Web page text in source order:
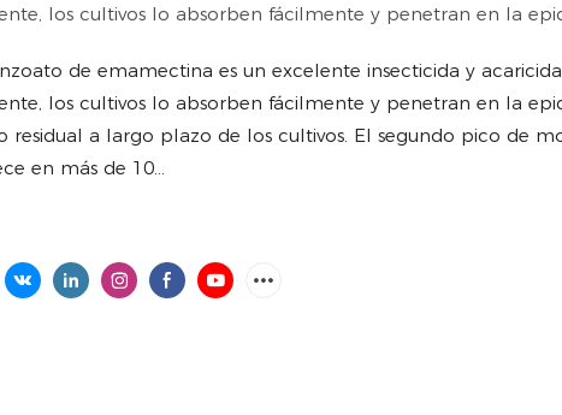
los cultivos lo absorben fácilmente y penetran en la
de emamectina es un excelente insecticida y
los cultivos lo absorben fácilmente y penetran en la
residual a largo plazo de los cultivos. El segundo pico de
en más de 10...